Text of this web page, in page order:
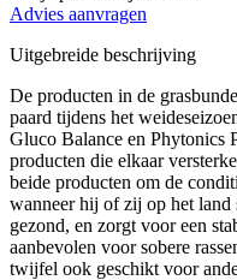
Advies aanvragen
Uitgebreide beschrijving
De producten in de
paard tijdens het
Gluco Balance en Phytonics
producten die elkaar
beide producten om de
wanneer hij of zij op het land
gezond, en zorgt voor een
aanbevolen voor sobere
twijfel ook geschikt voor